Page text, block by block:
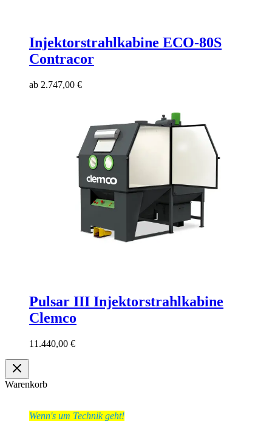
Injektorstrahlkabine ECO-80S
Contracor
ab 2.747,00 €
Pulsar III Injektorstrahlkabine
Clemco
11.440,00 €
Warenkorb
Wenn's um Technik geht!